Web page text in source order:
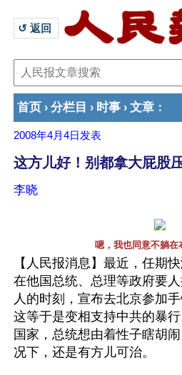
↺ 返回
首页 › 分栏目 › 时事 › 文章 ：
2008年4月4日 发表
这方儿好！别都拿大屁股
李晓
嗯，我也同意不躺在
【人民报消息】最近，任期
在他国总统、总理等政府要
人的时刻，宣布去北京参加
这等于是变相支持中共的暴
国家，总统想由着性子瞎胡
况下，还是有方儿可治。